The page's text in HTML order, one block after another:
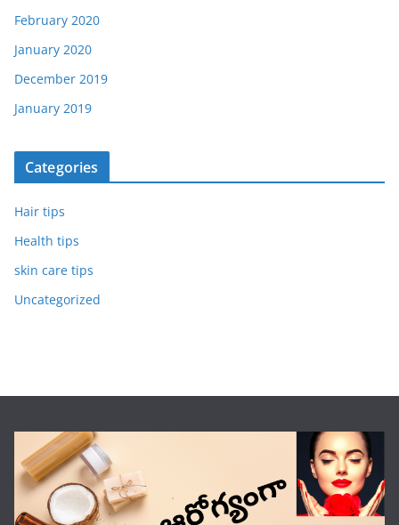
February 2020
January 2020
December 2019
January 2019
Categories
Hair tips
Health tips
skin care tips
Uncategorized